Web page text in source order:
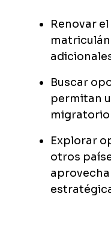
Renovar
Buscar
permitan
migratorio
Explorar
otros